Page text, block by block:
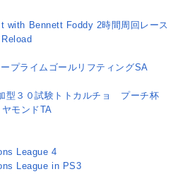
with Bennett Foddy 2時間周回レース
プライムゴールリフティングSA
型３０試験トトカルチョ プーチ杯
モンドTA
League 4
League in PS3